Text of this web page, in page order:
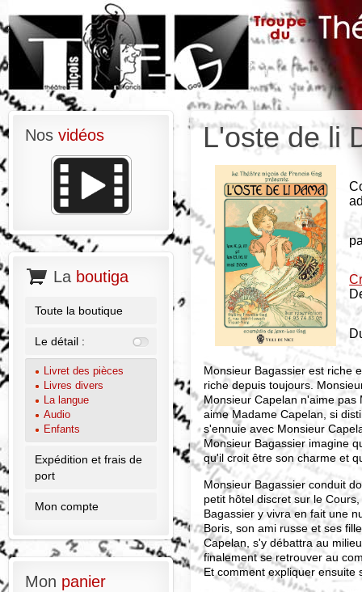
L'oste de li
Monsieur Bagassier est riche
riche depuis toujours.
Monsieur Capelan n'aime
aime Madame Capelan, si
s'ennuie avec Monsieur
Monsieur Bagassier imagine
qu'il croit être son charme et
Monsieur Bagassier conduit
petit hôtel discret sur le
Bagassier y vivra en fait une
Boris, son ami russe et ses
Capelan, s'y débattra au
finalement se retrouver au
Et comment expliquer ensuite
Nos vidéos
La boutiga
Toute la boutique
Le détail :
Livret des pièces
Livres divers
La langue
Audio
Enfants
Expédition et frais de
port
Mon compte
Mon panier